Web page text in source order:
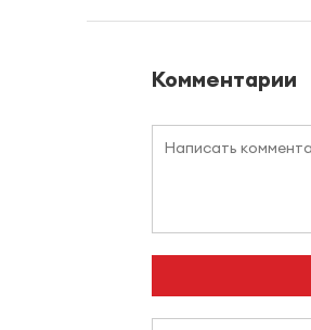
Комментарии